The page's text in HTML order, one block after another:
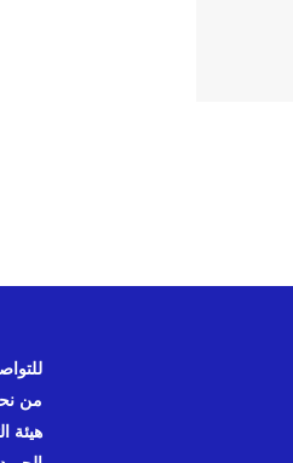
من
هيئة